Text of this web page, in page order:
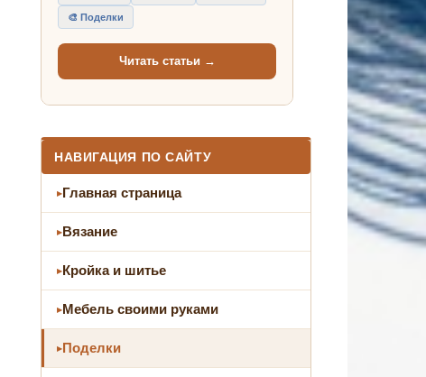
🎨 Поделки
Читать статьи →
НАВИГАЦИЯ ПО САЙТУ
Главная страница
Вязание
Кройка и шитье
Мебель своими руками
Поделки